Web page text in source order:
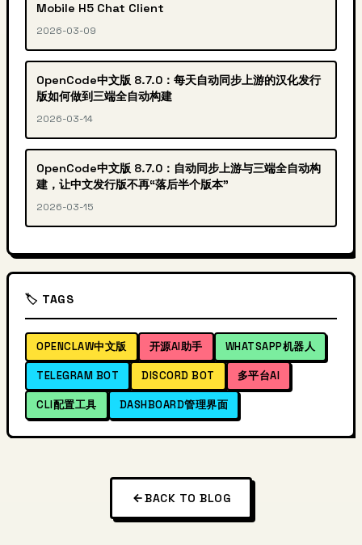
Mobile H5 Chat Client
2026-03-09
OpenCode中文版 8.7.0：每天自动同步上游的汉化发行
版如何做到三端全自动构建
2026-03-14
OpenCode中文版 8.7.0：自动同步上游与三端全自动构
建，让中文发行版不再“落后半个版本”
2026-03-15
🏷️ TAGS
OPENCLAW中文版 开源AI助手 WHATSAPP机器人
TELEGRAM BOT DISCORD BOT 多平台AI
CLI配置工具 DASHBOARD管理界面
BACK TO BLOG